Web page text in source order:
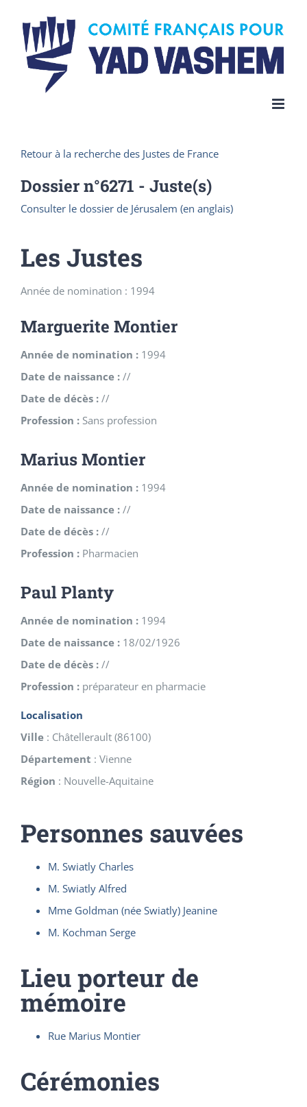
content
Retour à la recherche des Justes de France
Dossier n°6271 - Juste(s)
Consulter le dossier de Jérusalem (en anglais)
Les Justes
Année de nomination : 1994
Marguerite Montier
Année de nomination : 1994
Date de naissance : //
Date de décès : //
Profession : Sans profession
Marius Montier
Année de nomination : 1994
Date de naissance : //
Date de décès : //
Profession : Pharmacien
Paul Planty
Année de nomination : 1994
Date de naissance : 18/02/1926
Date de décès : //
Profession : préparateur en pharmacie
Localisation
Ville : Châtellerault (86100)
Département : Vienne
Région : Nouvelle-Aquitaine
Personnes sauvées
M. Swiatly Charles
M. Swiatly Alfred
Mme Goldman (née Swiatly) Jeanine
M. Kochman Serge
Lieu porteur de
mémoire
Rue Marius Montier
Cérémonies